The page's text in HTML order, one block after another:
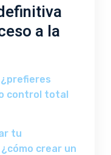
a la
¿prefieres
control total
tu
crear un